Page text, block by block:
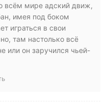
всём мире адский движ,
имея под боком
играться в свои
там настолько всё
или он заручился чьей-